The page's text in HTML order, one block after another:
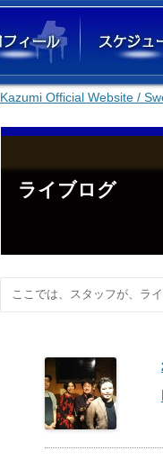
コン
Kazumi Official Website /
ライブログ
ここでは、スタッフが、ラ